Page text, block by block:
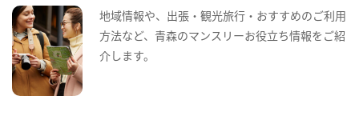
地域情報や、出張・観光旅行・おすすめのご利用
方法など、青森のマンスリーお役立ち情報をご紹
介します。